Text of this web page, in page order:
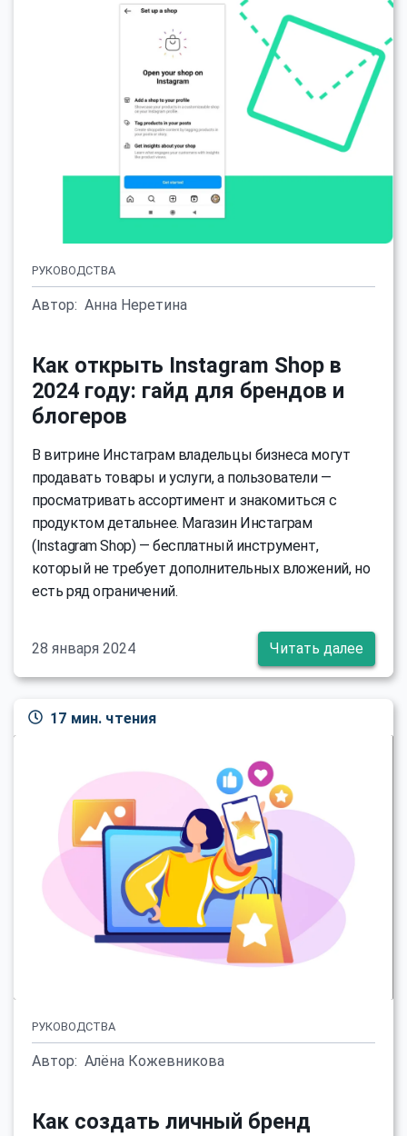
РУКОВОДСТВА
Автор: Анна Неретина
Как открыть Instagram Shop в
2024 году: гайд для брендов и
блогеров
В витрине Инстаграм владельцы бизнеса могут
продавать товары и услуги, а пользователи —
просматривать ассортимент и знакомиться с
продуктом детальнее. Магазин Инстаграм
(Instagram Shop) — бесплатный инструмент,
который не требует дополнительных вложений, но
есть ряд ограничений.
28 января 2024 Читать далее
17 мин. чтения
РУКОВОДСТВА
Автор: Алёна Кожевникова
Как создать личный бренд